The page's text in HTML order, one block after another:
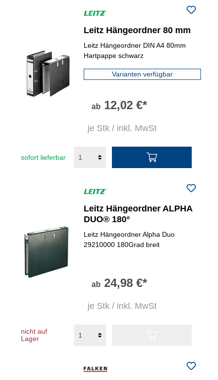
Leitz Hängeordner 80 mm
Leitz Hängeordner DIN A4 80mm
Hartpappe schwarz
Varianten verfügbar
ab 12,02 €*
je Stk / inkl. MwSt
sofort lieferbar
Leitz Hängeordner ALPHA
DUO® 180°
Leitz Hängeordner Alpha Duo
29210000 180Grad breit
ab 24,98 €*
je Stk / inkl. MwSt
nicht auf
Lager